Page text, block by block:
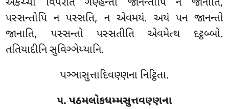
એકચ્ચો વિપરીતં ગણ્હન્તો જાનન્તોપિ ન જાનાતિ,
પસ્સન્તોપિ ન પસ્સતિ, ન એવમયં. અયં પન જાનન્તો
જાનાતિ, પસ્સન્તો પસ્સતીતિ એવમેત્થ દટ્ઠબ્બો.
તતિયાદીનિ સુવિઞ્ઞેય્યાનિ.
પઞ્ઞાસુત્તાદિવણ્ણના નિટ્ઠિતા.
૫. પઠમલોકધમ્મસુત્તવણ્ણના